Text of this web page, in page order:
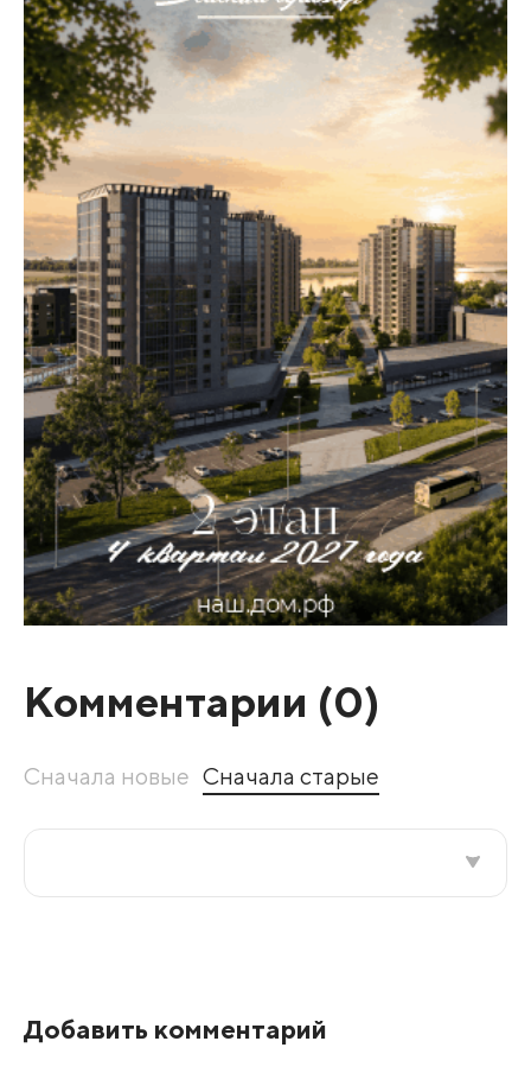
Комментарии (0)
Сначала новые Сначала старые
Добавить комментарий